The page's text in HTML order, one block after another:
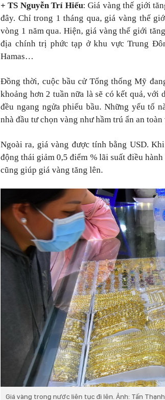
+ TS Nguyễn Trí Hiếu: Giá vàng thế giới
đây. Chỉ trong 1 tháng qua, giá vàng thế
vòng 1 năm qua. Hiện, giá vàng thế giới
địa chính trị phức tạp ở khu vực Trung
Hamas…
Đồng thời, cuộc bầu cử Tổng thống Mỹ
khoảng hơn 2 tuần nữa là sẽ có kết quả, với
đều ngang ngửa phiếu bầu. Những yếu tố
nhà đầu tư chọn vàng như hầm trú ẩn an
Ngoài ra, giá vàng được tính bằng USD.
động thái giảm 0,5 điểm % lãi suất điều
cũng giúp giá vàng tăng lên.
Giá vàng trong nước liên tục đi lên. Ảnh: Tấn Thạnh